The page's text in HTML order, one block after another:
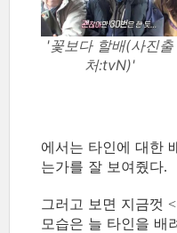
'꽃보다 할배(사진출
처:tvN)'
에서는 타인에 대한
는가를 잘 보여줬다.
그러고 보면 지금껏 <
모습은 늘 타인을 배